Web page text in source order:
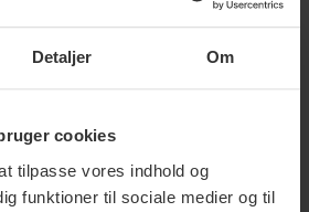
Detaljer Om
cookies
tilpasse vores indhold og
funktioner til sociale medier og til
forflytning med Molift Transfer Pro.